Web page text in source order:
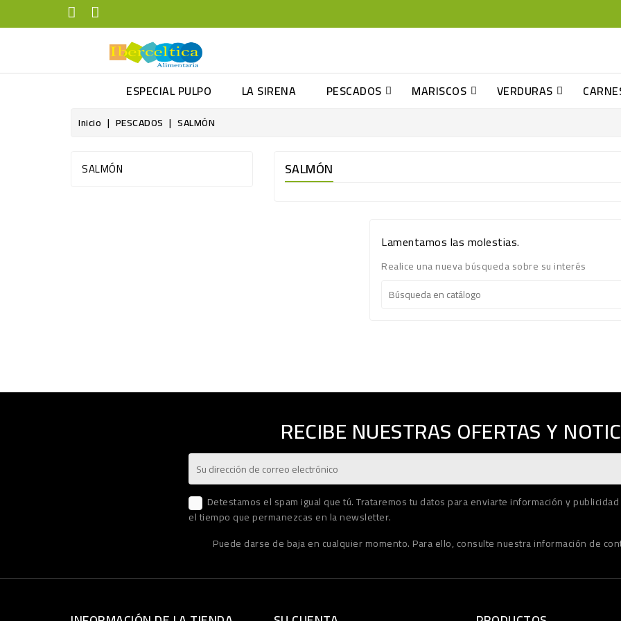
ESPECIAL PULPO LA SIRENA PESCADOS MARISCOS VERDURAS
Inicio PESCADOS SALMÓN
SALMÓN SALMÓN
Lamentamos las molestias.
Realice una nueva búsqueda sobre su interés
RECIBE NUESTRAS OFERTAS Y
Detestamos el spam igual que tú. Trataremos tu datos para enviarte información y
el tiempo que permanezcas en la newsletter.
Puede darse de baja en cualquier momento. Para ello, consulte nuestra información de